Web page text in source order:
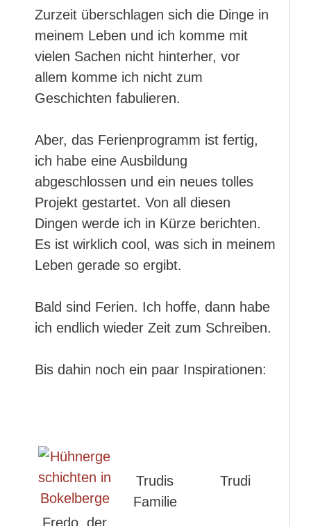
Zurzeit überschlagen sich die Dinge in
meinem Leben und ich komme mit
vielen Sachen nicht hinterher, vor
allem komme ich nicht zum
Geschichten fabulieren.
Aber, das Ferienprogramm ist fertig,
ich habe eine Ausbildung
abgeschlossen und ein neues tolles
Projekt gestartet. Von all diesen
Dingen werde ich in Kürze berichten.
Es ist wirklich cool, was sich in meinem
Leben gerade so ergibt.
Bald sind Ferien. Ich hoffe, dann habe
ich endlich wieder Zeit zum Schreiben.
Bis dahin noch ein paar Inspirationen:
Fredo, der
Trudis
Familie
Trudi